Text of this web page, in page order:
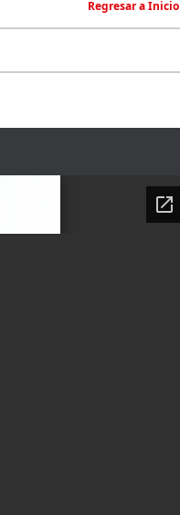
Regresar a Inicio